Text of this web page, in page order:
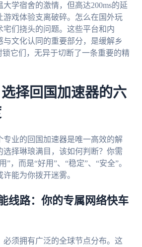
大学宿舍的激情，但高达200ms的延
游戏体验支离破碎。怎么在国外玩
宅们挠头的问题。这些平台和内
与文化认同的重要部分，是缓解乡
锁它们，无异于切断了一条重要的精
择回国加速器的六
专业的回国加速器是唯一高效的解
选择琳琅满目，该如何判断？你需
”，而是“好用”、“稳定”、“安全”。
能为你拨开迷雾。
线路：你的专属网络快车
必须拥有广泛的全球节点分布。这